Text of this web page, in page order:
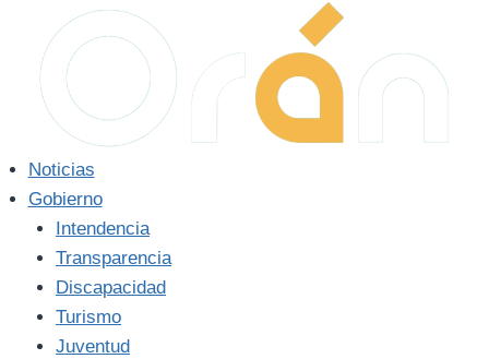
contenido
Noticias
Gobierno
Intendencia
Transparencia
Discapacidad
Turismo
Juventud